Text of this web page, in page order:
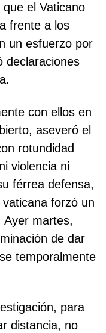
el Vaticano
frente a los
un esfuerzo por
declaraciones
con ellos en
aseveró el
rotundidad
violencia ni
férrea defensa,
forzó un
Ayer martes,
de dar
temporalmente
para
distancia, no